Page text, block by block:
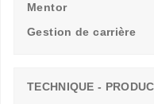
Mentor
Gestion de carrière
TECHNIQUE -